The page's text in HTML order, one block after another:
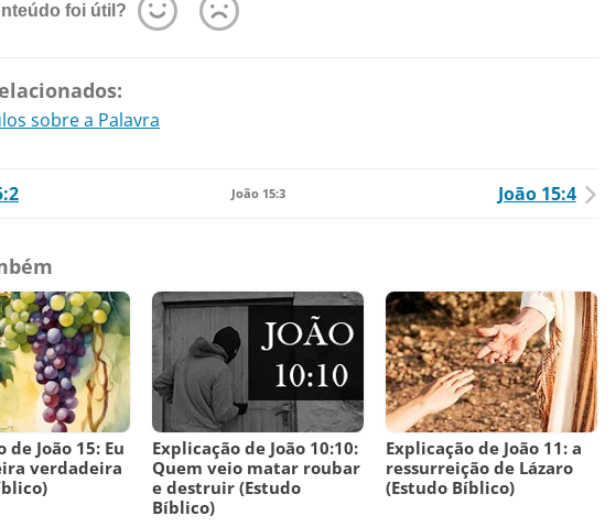
foi útil?
sobre a Palavra
João 15:3 João 15:4
de João 15: Eu
verdadeira
Explicação de João 10:10:
Quem veio matar roubar
e destruir (Estudo
Bíblico)
Explicação de João 11: a
ressurreição de Lázaro
(Estudo Bíblico)